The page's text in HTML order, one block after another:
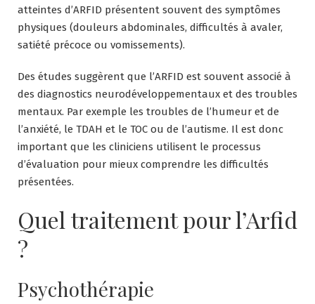
atteintes d’ARFID présentent souvent des symptômes
physiques (douleurs abdominales, difficultés à avaler,
satiété précoce ou vomissements).
Des études suggèrent que l’ARFID est souvent associé à
des diagnostics neurodéveloppementaux et des troubles
mentaux. Par exemple les troubles de l’humeur et de
l’anxiété, le TDAH et le TOC ou de l’autisme. Il est donc
important que les cliniciens utilisent le processus
d’évaluation pour mieux comprendre les difficultés
présentées.
Quel traitement pour l’Arfid
?
Psychothérapie